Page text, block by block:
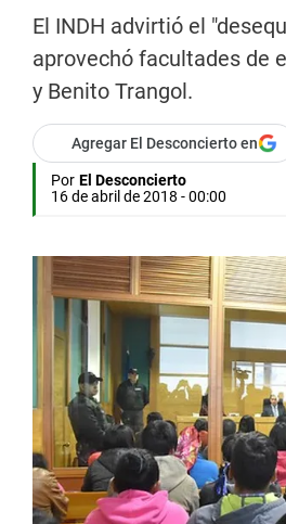
El INDH advirtió el
aprovechó facultades de
y Benito Trangol.
Agregar El Desconcierto en
Por El Desconcierto
16 de abril de 2018 - 00:00